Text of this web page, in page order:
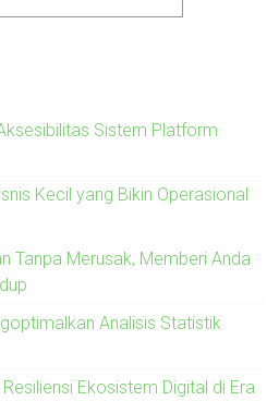
Sistem Platform
Kecil yang Bikin Operasional
Tanpa Merusak, Memberi Anda
Analisis Statistik
Ekosistem Digital di Era